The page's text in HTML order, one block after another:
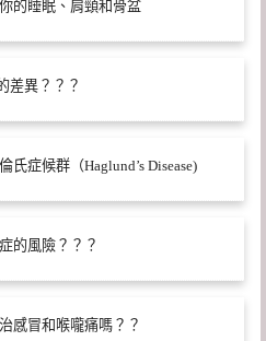
的睡眠、肩頸和骨盆
差異？？？
氏症候群（Haglund’s Disease)
的風險？？？
感冒和喉嚨痛嗎？？